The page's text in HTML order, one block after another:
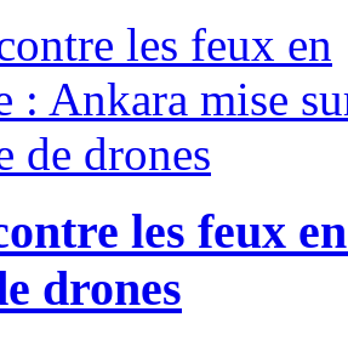
les feux
drones